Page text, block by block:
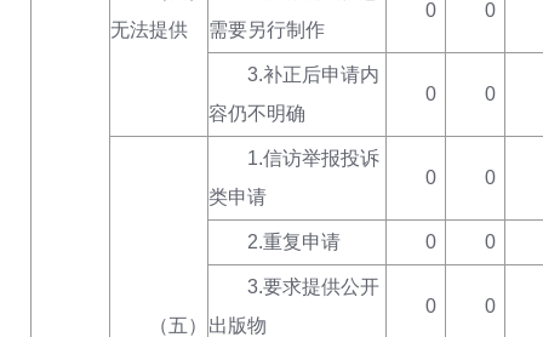
无法提供
需要另行制作
0 0
3.补正后申请内
容仍不明确
0 0
（五）
1.信访举报投诉
类申请
0 0
2.重复申请 0 0
3.要求提供公开
出版物
0 0